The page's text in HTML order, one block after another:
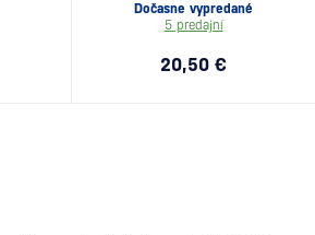
Dočasne vypredané
5 predajní
20,50 €